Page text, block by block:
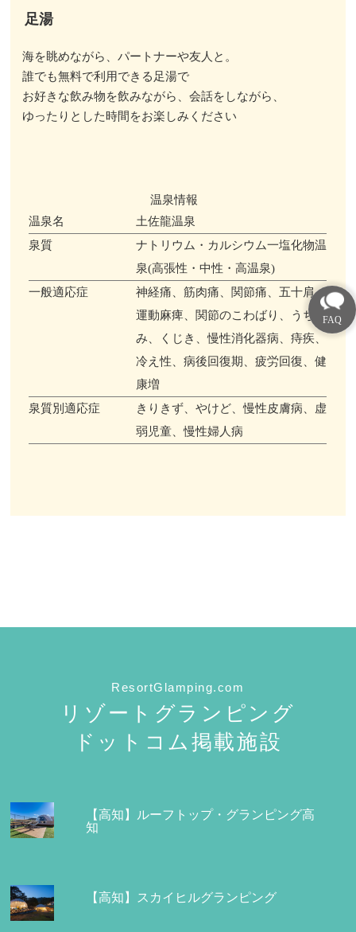
足湯
海を眺めながら、パートナーや友人と。
誰でも無料で利用できる足湯で
お好きな飲み物を飲みながら、会話をしながら、
ゆったりとした時間をお楽しみください
温泉情報
温泉名
土佐龍温泉
泉質
ナトリウム・カルシウム一塩化物温
泉(高張性・中性・高温泉)
一般適応症
神経痛、筋肉痛、関節痛、五十肩、
運動麻痺、関節のこわばり、うち
み、くじき、慢性消化器病、痔疾、
冷え性、病後回復期、疲労回復、健
康増
泉質別適応症
きりきず、やけど、慢性皮膚病、虚
弱児童、慢性婦人病
ResortGlamping.com
リゾートグランピング
ドットコム掲載施設
【高知】ルーフトップ・グランピング高
知
【高知】スカイヒルグランピング